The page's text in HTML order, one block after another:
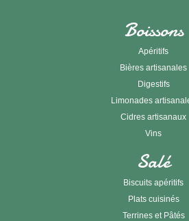
Boissons
Apéritifs
Bières artisanales
Digestifs
Limonades
Cidres artisanaux
Vins
Salé
Biscuits apéritifs
Plats cuisinés
Terrines et Pâtés